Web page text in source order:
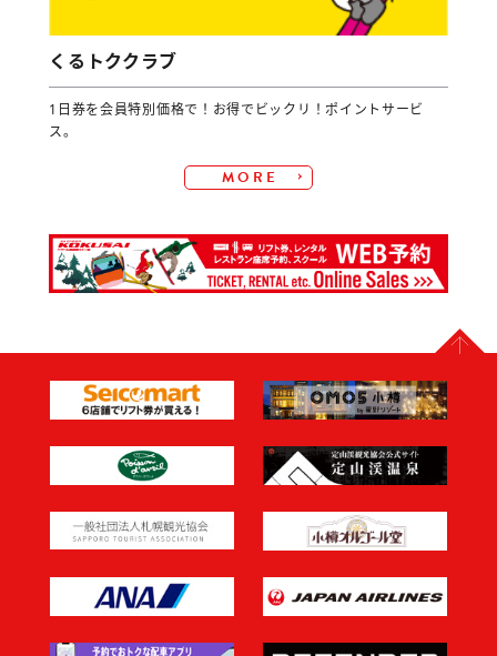
くるトククラブ
1日券を会員特別価格で！お得でビックリ！ポイントサービ
ス。
MORE